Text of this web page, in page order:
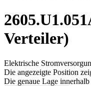
Verteiler)
Elektrische
Die angezeigte Position
Die genaue Lage